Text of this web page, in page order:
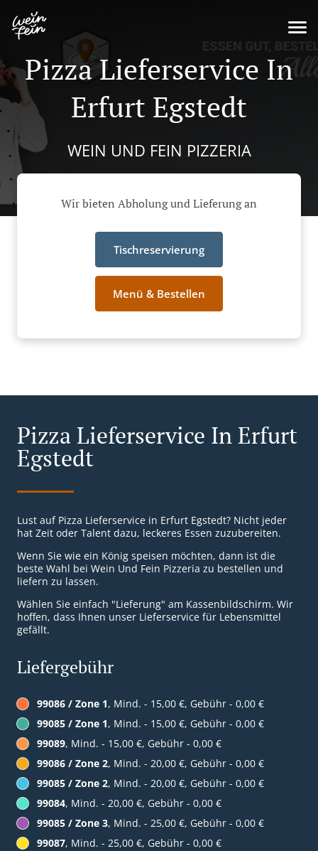
Pizza Lieferservice In
Erfurt Egstedt
WEIN UND FEIN PIZZERIA
Wir bieten Abholung und Lieferung an
Tischreservierung
Menü & Bestellen
Pizza Lieferservice In Erfurt
Egstedt
Lust auf Pizza Lieferservice in Erfurt Egstedt? Nicht jeder
hat Zeit oder Talent dazu, leckeres Essen zuzubereiten.
Wenn Sie wie ein König speisen möchten, dann ist die
beste Wahl bei Wein Und Fein Pizzeria zu bestellen und
liefern zu lassen.
Wählen Sie einfach "Lieferung" am Kassenbildschirm. Wir
hoffen, dass Ihnen unser Lieferservice für Lebensmittel
gefällt.
Liefergebühr
99086 / Zone 1, Mind. - 15,00 €, Gebühr - 0,00 €
99085 / Zone 1, Mind. - 15,00 €, Gebühr - 0,00 €
99089, Mind. - 15,00 €, Gebühr - 0,00 €
99086 / Zone 2, Mind. - 20,00 €, Gebühr - 0,00 €
99085 / Zone 2, Mind. - 20,00 €, Gebühr - 0,00 €
99084, Mind. - 20,00 €, Gebühr - 0,00 €
99085 / Zone 3, Mind. - 25,00 €, Gebühr - 0,00 €
99087, Mind. - 25,00 €, Gebühr - 0,00 €